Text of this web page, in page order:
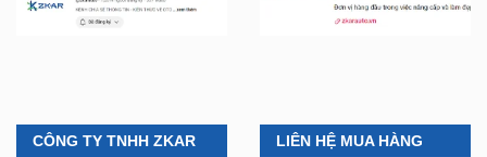
CÔNG TY TNHH ZKAR
LIÊN HỆ MUA HÀNG